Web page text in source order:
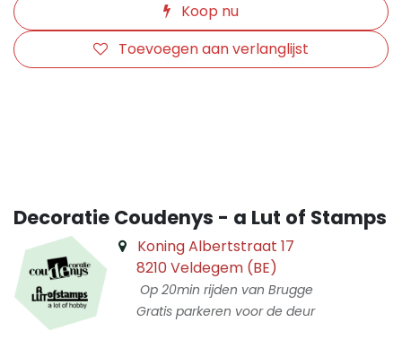
Koop nu
Toevoegen aan verlanglijst
Decoratie Coudenys - a Lut of Stamps
Koning Albertstraat 17
8210 Veldegem (BE)
Op 20min rijden van Brugge
Gratis parkeren voor de deur